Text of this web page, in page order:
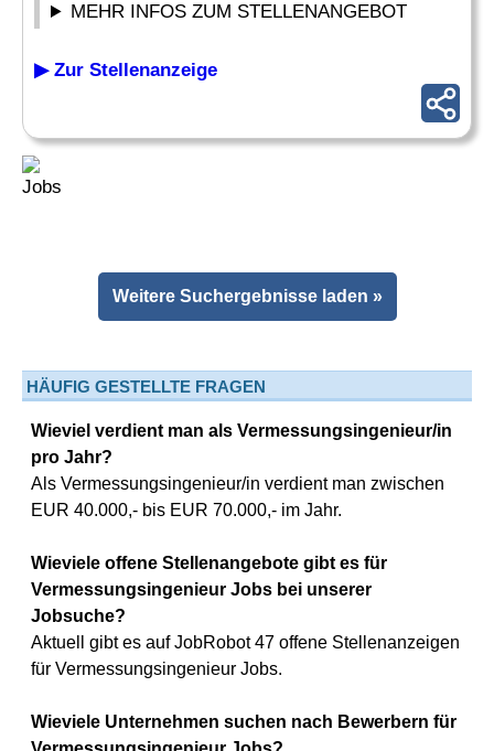
MEHR INFOS ZUM STELLENANGEBOT
▶ Zur Stellenanzeige
Weitere Suchergebnisse laden »
HÄUFIG GESTELLTE FRAGEN
Wieviel verdient man als Vermessungsingenieur/in
pro Jahr?
Als Vermessungsingenieur/in verdient man zwischen
EUR 40.000,- bis EUR 70.000,- im Jahr.
Wieviele offene Stellenangebote gibt es für
Vermessungsingenieur Jobs bei unserer
Jobsuche?
Aktuell gibt es auf JobRobot 47 offene Stellenanzeigen
für Vermessungsingenieur Jobs.
Wieviele Unternehmen suchen nach Bewerbern für